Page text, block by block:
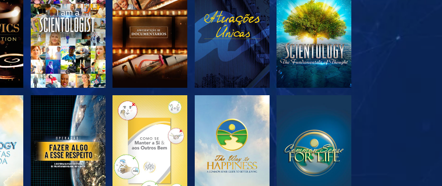
A
EXPLORAR A
SÉRIE
EXPLORAR A
SÉRIE
EXPLORAR A
SÉRIE
VER
EXPLORAR A
SÉRIE
EXPLORAR A
SÉRIE
EXPLORAR A
SÉRIE